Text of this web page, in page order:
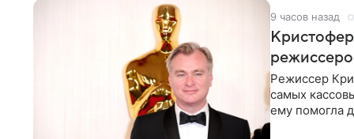
9 часов назад
Режиссер
самых
ему помогла